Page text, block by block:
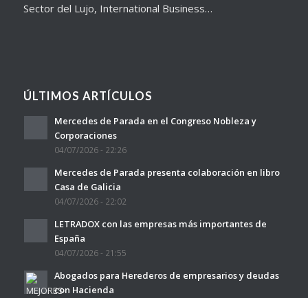
Sector del Lujo, International Business…
ÚLTIMOS ARTÍCULOS
Mercedes de Parada en el Congreso Nobleza y
Corporaciones
04/07/2026 - 22:26
Mercedes de Parada presenta colaboración en libro
Casa de Galicia
04/07/2026 - 22:02
LETRADOX con las empresas más importantes de
España
04/07/2026 - 21:55
Abogados para Herederos de empresarios y deudas
con Hacienda